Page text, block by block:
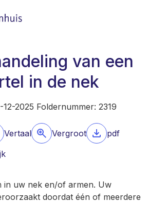
van een
in de nek
12-2025 Foldernummer: 2319
Vertaal Vergroot
pdf
in uw nek en/of armen. Uw
doordat één of meerdere